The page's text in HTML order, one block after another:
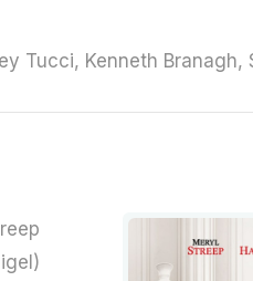
Tucci, Kenneth Branagh,